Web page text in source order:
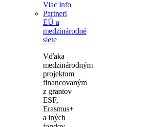
Viac info
Partneri
EÚ a
medzinárodné
siete
Vďaka
medzinárodným
projektom
financovaným
z grantov
ESF,
Erasmus+
a iných